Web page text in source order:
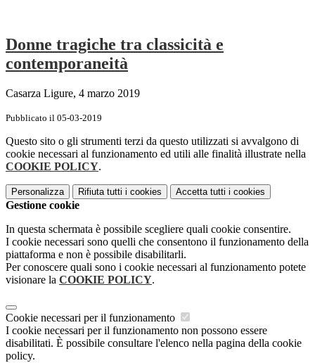
Donne tragiche tra classicità e
contemporaneità
Casarza Ligure, 4 marzo 2019
Pubblicato il 05-03-2019
Questo sito o gli strumenti terzi da questo utilizzati si avvalgono di
cookie necessari al funzionamento ed utili alle finalità illustrate nella
COOKIE POLICY.
Personalizza Rifiuta tutti i cookies Accetta tutti i cookies
Gestione cookie
In questa schermata è possibile scegliere quali cookie consentire.
I cookie necessari sono quelli che consentono il funzionamento della
piattaforma e non è possibile disabilitarli.
Per conoscere quali sono i cookie necessari al funzionamento potete
visionare la COOKIE POLICY.
Cookie necessari per il funzionamento
I cookie necessari per il funzionamento non possono essere
disabilitati. È possibile consultare l'elenco nella pagina della cookie
policy.